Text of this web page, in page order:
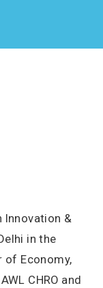
Innovation &
in the
of Economy,
CHRO and